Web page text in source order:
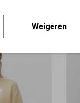
Weigeren